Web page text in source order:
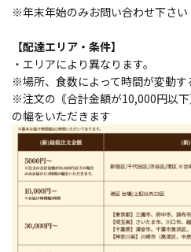
※年末年始のみお問い合わせ下さい
【配達エリア・条件】
・エリアにより異なります。
※場所、食数によって時間が変動す
※注文の｟合計金額が10,000円以
の幅をいただきます